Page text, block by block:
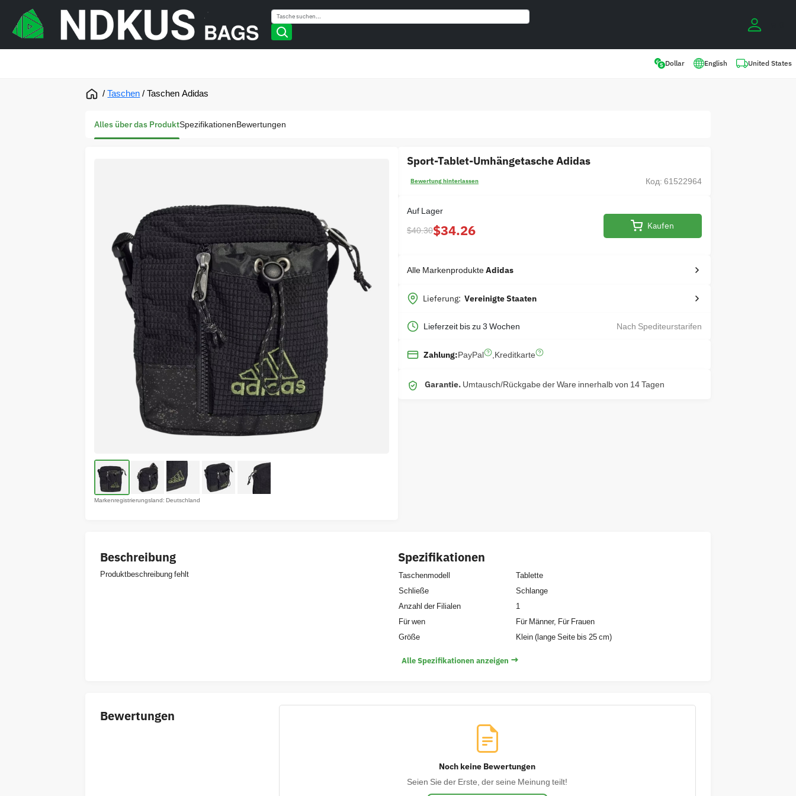
Search
Search
Dollar English United States
/Taschen /Taschen Adidas
Alles über das ProduktSpezifikationenBewertungen
Markenregistrierungsland: Deutschland
Sport-Tablet-Umhängetasche Adidas
Bewertung hinterlassen Код: 61522964
Auf Lager
$40.30$34.26 Kaufen
Alle MarkenprodukteAdidas
Lieferung: Vereinigte Staaten
Lieferzeit bis zu 3 Wochen Nach Spediteurstarifen
Zahlung:PayPal ,Kreditkarte
Garantie. Umtausch/Rückgabe der Ware innerhalb von 14 Tagen
Beschreibung
Produktbeschreibung fehlt
Spezifikationen
Taschenmodell
Tablette
Schließe
Schlange
Anzahl der Filialen
1
Für wen
Für Männer, Für Frauen
Größe
Klein (lange Seite bis 25 cm)
Alle Spezifikationen anzeigen →
Bewertungen
Noch keine Bewertungen
Seien Sie der Erste, der seine Meinung teilt!